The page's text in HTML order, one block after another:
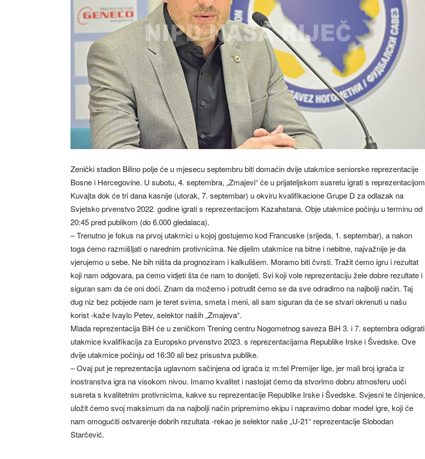
Zenički stadion Bilino polje će u mjesecu septembru biti domaćin dvije utakmice seniorske reprezentacije
Bosne i Hercegovine. U subotu, 4. septembra, „Zmajevi“ će u prijateljskom susretu igrati s reprezentacijom
Kuvajta dok će tri dana kasnije (utorak, 7. septembar) u okviru kvalifikacione Grupe D za odlazak na
Svjetsko prvenstvo 2022. godine igrati s reprezentacijom Kazahstana. Obje utakmice počinju u terminu od
20:45 pred publikom (do 6.000 gledalaca).
– Trenutno je fokus na prvoj utakmici u kojoj gostujemo kod Francuske (srijeda, 1. septembar), a nakon
toga ćemo razmišljati o narednim protivnicima. Ne dijelim utakmice na bitne i nebitne, najvažnije je da
vjerujemo u sebe. Ne bih ništa da prognoziram i kalkulišem. Moramo biti čvrsti. Tražit ćemo igru i rezultat
koji nam odgovara, pa ćemo vidjeti šta će nam to donijeti. Svi koji vole reprezentaciju žele dobre rezultate i
siguran sam da će oni doći. Znam da možemo i potrudit ćemo se da sve odradimo na najbolji način. Taj
dug niz bez pobjede nam je teret svima, smeta i meni, ali sam siguran da će se stvari okrenuti u našu
korist -kaže Ivaylo Petev, selektor naših „Zmajeva“.
Mlada reprezentacija BiH će u zeničkom Trening centru Nogometnog saveza BiH 3. i 7. septembra odigrati
utakmice kvalifikacija za Europsko prvenstvo 2023. s reprezentacijama Republike Irske i Švedske. Ove
dvije utakmice počinju od 16:30 ali bez prisustva publike.
– Ovaj put je reprezentacija uglavnom sačinjena od igrača iz m:tel Premijer lige, jer mali broj igrača iz
inostranstva igra na visokom nivou. Imamo kvalitet i nastojat ćemo da stvorimo dobru atmosferu uoči
susreta s kvalitetnim protivnicima, kakve su reprezentacije Republike Irske i Švedske. Svjesni te činjenice,
uložit ćemo svoj maksimum da na najbolji način pripremimo ekipu i napravimo dobar model igre, koji će
nam omogućiti ostvarenje dobrih rezultata -rekao je selektor naše „U-21“ reprezentacije Slobodan
Starčević.